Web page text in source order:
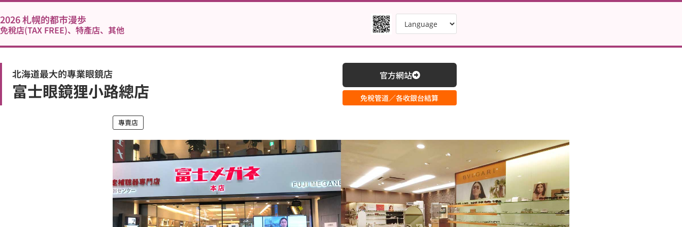
2026 札幌的都市漫歩
免稅店(TAX FREE)、特產店、其他
北海道最大的專業眼鏡店
富士眼鏡狸小路總店
官方網站
免稅管道／各收銀台結算
專賣店